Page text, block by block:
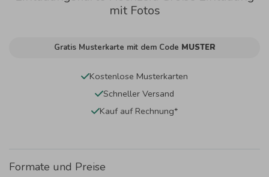
mit Fotos
Gratis Musterkarte mit dem Code MUSTER
Kostenlose Musterkarten
Schneller Versand
Kauf auf Rechnung*
Formate und Preise